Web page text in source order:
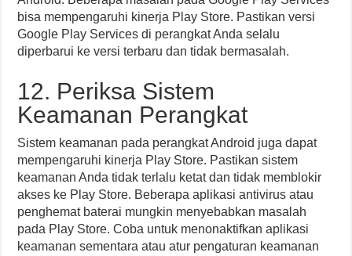
bisa mempengaruhi kinerja Play Store. Pastikan versi
Google Play Services di perangkat Anda selalu
diperbarui ke versi terbaru dan tidak bermasalah.
12. Periksa Sistem
Keamanan Perangkat
Sistem keamanan pada perangkat Android juga dapat
mempengaruhi kinerja Play Store. Pastikan sistem
keamanan Anda tidak terlalu ketat dan tidak memblokir
akses ke Play Store. Beberapa aplikasi antivirus atau
penghemat baterai mungkin menyebabkan masalah
pada Play Store. Coba untuk menonaktifkan aplikasi
keamanan sementara atau atur pengaturan keamanan